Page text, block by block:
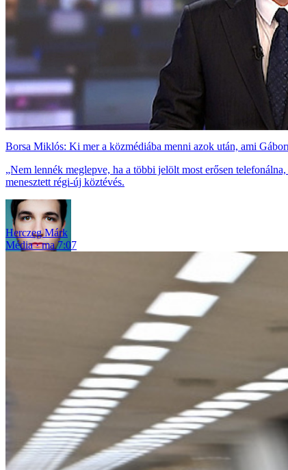
Borsa Miklós: Ki mer a közmédiába menni azok után, ami
„Nem lennék meglepve, ha a többi jelölt most erősen
menesztett régi-új köztévés.
Herczeg Márk
Média
ma 7:07